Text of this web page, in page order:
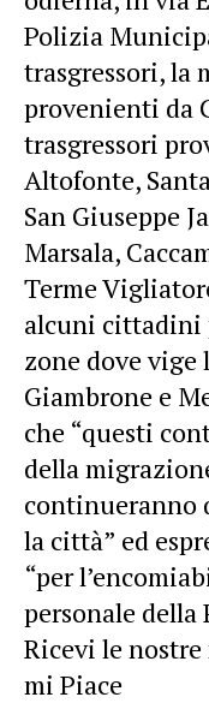
Polizia
trasgressori, la
provenienti da
trasgressori
Altofonte,
San Giuseppe
Marsala,
Terme
alcuni cittadini
zone dove
Giambrone e
che “questi
della
continueranno
la città” ed
“per
personale
Ricevi le
mi Piace